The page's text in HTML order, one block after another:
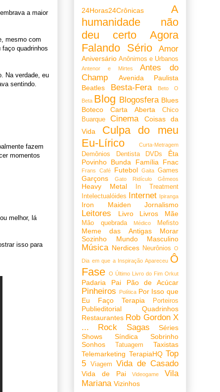
a maior
mesmo com
quadrinhos
Na verdade, eu
sentindo.
fazem
momentos
melhor, lá
isso para
24Horas24Crônicas
A
humanidade não
deu certo
Agora
Falando Sério
Amor
Aniversário Anônimos e Urbanos
Antenor e Mirtes
Antes do
Champ
Avenida Paulista
Beatles
Besta-Fera Beto O
Beta Blog Blogosfera Blues
Boteco
Carta Aberta
Chico
Buarque
Cinema
Coisas da
Vida
Culpa do meu
Eu-Lírico
Curta-Metragem
Demônios Dentista DVDs
Êta
Povinho Bunda
Família Fnac
Frans Café Futebol Gaita Games
Garçons Gato Ridículo Gêmeos
Heavy Metal
In Treatment
Intelectualóides Internet Ipiranga
Iron Maiden Jornalismo
Leitores Livro Livros Mãe
Mão quebrada Médico Mefisto
Meme das Antigas
Morar
Sozinho
Mundo Masculino
Música Nerdices Neurônios O
Dia em que a Inspiração Apareceu Ô
Fase O Último Livro do Fim Orkut
Padaria Pai Pão de Acúcar
Pinheiros Política Por Isso que
Eu Faço Terapia
Porteiros
Publieditorial
Quadrinhos
Restaurantes Rob Gordon X
...
Rock Sagas
Séries
Shows
Síndica
Sobrinho
Sonhos
Tatuagem
Taxistas
Telemarketing TerapiaHQ Top
5
Viagem Vida de Casado
Vida de Pai Videogame
Vila
Mariana Vizinhos